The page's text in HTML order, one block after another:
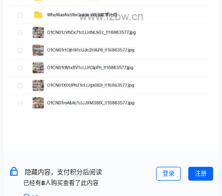
隐藏内容，支付积分后阅读
已经有8人购买查看了此内容
登录 注册